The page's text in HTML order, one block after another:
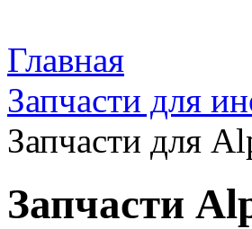
Главная
Запчасти для
Запчасти для
Запчасти